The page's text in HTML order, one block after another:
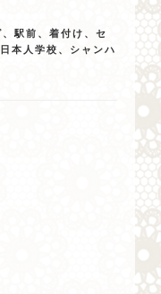
駅前、着付け、セ
本人学校、シャンハ